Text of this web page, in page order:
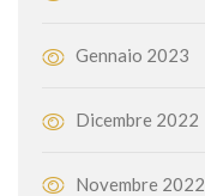
Gennaio 2023
Dicembre 2022
Novembre 2022